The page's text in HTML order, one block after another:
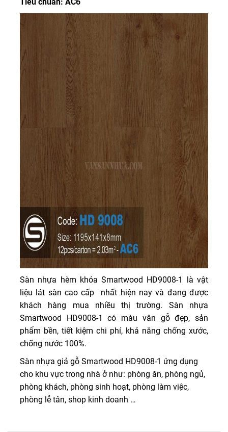
Sàn nhựa hèm khóa Smartwood HD9008-1 là vật
liệu lát sàn cao cấp nhất hiện nay và đang được
khách hàng mua nhiều thị trường. Sàn nhựa
Smartwood HD9008-1 có màu vân gỗ đẹp, sản
phẩm bền, tiết kiệm chi phí, khả năng chống xước,
chống nước 100%.
Sàn nhựa giả gỗ Smartwood HD9008-1 ứng dụng
cho khu vực trong nhà ở như: phòng ăn, phòng ngủ,
phòng khách, phòng sinh hoạt, phòng làm việc,
phòng lễ tân, shop kinh doanh …